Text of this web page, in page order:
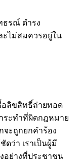
ธรณ์ ดำรง
ะไม่สมควรอยู่ใน
อลิขสิทธิ์ถ่ายทอด
กระทำที่ผิดกฎหมาย
ะถูกยกคำร้อง
ว่า เราเป็นผู้มี
อย่างที่ประชาชน